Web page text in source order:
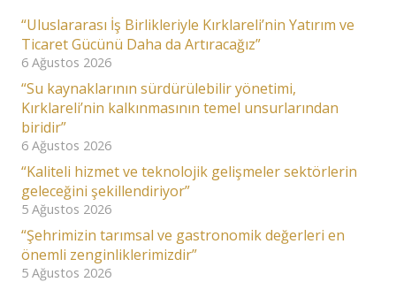
“Uluslararası İş Birlikleriyle Kırklareli’nin Yatırım ve
Ticaret Gücünü Daha da Artıracağız”
6 Ağustos 2026
“Su kaynaklarının sürdürülebilir yönetimi,
Kırklareli’nin kalkınmasının temel unsurlarından
biridir”
6 Ağustos 2026
“Kaliteli hizmet ve teknolojik gelişmeler sektörlerin
geleceğini şekillendiriyor”
5 Ağustos 2026
“Şehrimizin tarımsal ve gastronomik değerleri en
önemli zenginliklerimizdir”
5 Ağustos 2026